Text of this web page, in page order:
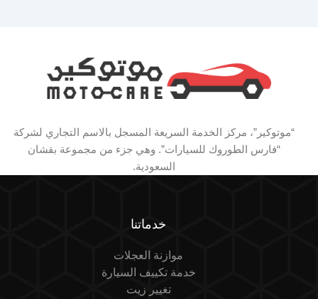
“موتوكير”، مركز الخدمة السريعة المسجل بالاسم التجاري لشركة
“فارس الطوروك للسيارات”. وهي جزء من مجموعة بقشان
السعودية.
خدماتنا
موازنة العجلات
خدمة تكييف السيارة
تغيير زيت